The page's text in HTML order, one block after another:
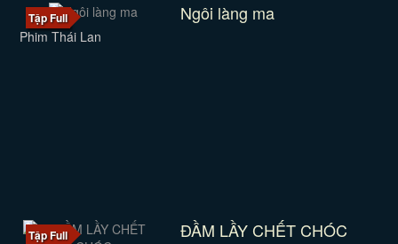
Tập Full Ngôi làng ma
Phim Thái Lan
Tập Full ĐẦM LẦY CHẾT CHÓC